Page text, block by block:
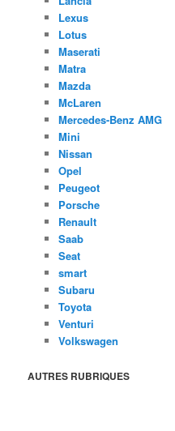
Lexus
Lotus
Maserati
Matra
Mazda
McLaren
Mercedes-Benz AMG
Mini
Nissan
Opel
Peugeot
Porsche
Renault
Saab
Seat
smart
Subaru
Toyota
Venturi
Volkswagen
AUTRES RUBRIQUES